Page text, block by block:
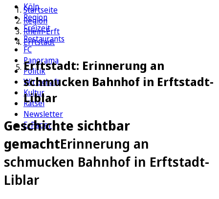
Köln
Region
Freizeit
Restaurants
FC
Panorama
Politik
Wirtschaft
Kultur
Rätsel
Newsletter
E-Paper
Startseite
Region
Rhein-Erft
Erftstadt
Erftstadt: Erinnerung an
schmucken Bahnhof in Erftstadt-
Liblar
Geschichte sichtbar
gemachtErinnerung an
schmucken Bahnhof in Erftstadt-
Liblar